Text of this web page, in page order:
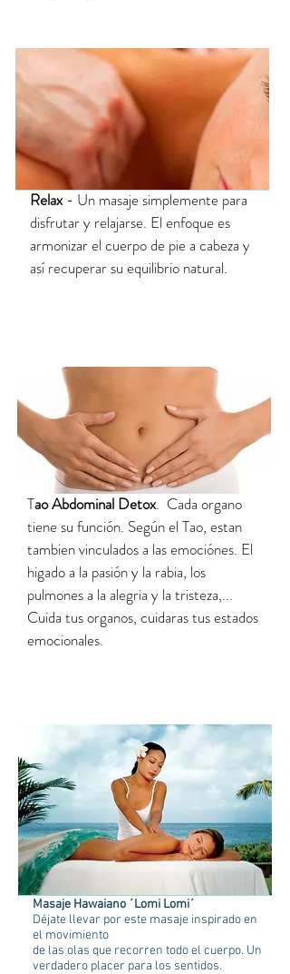
Relax - Un masaje simplemente para
disfrutar y relajarse. El enfoque es
armonizar el cuerpo de pie a cabeza y
así recuperar su equilibrio natural.
Tao Abdominal Detox. Cada organo
tiene su función. Según el Tao, estan
tambien vinculados a las emociónes. El
higado a la pasión y la rabia, los
pulmones a la alegria y la tristeza,...
Cuida tus organos, cuidaras tus estados
emocionales.
Masaje Hawaiano ´Lomi Lomi´
Déjate llevar por este masaje inspirado en
el movimiento
de las olas que recorren todo el cuerpo. Un
verdadero placer para los sentidos.